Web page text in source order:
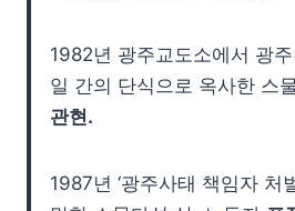
1982년 광주교도소에서 광
일 간의 단식으로 옥사한 스
관현.
1987년 ‘광주사태 책임자 처